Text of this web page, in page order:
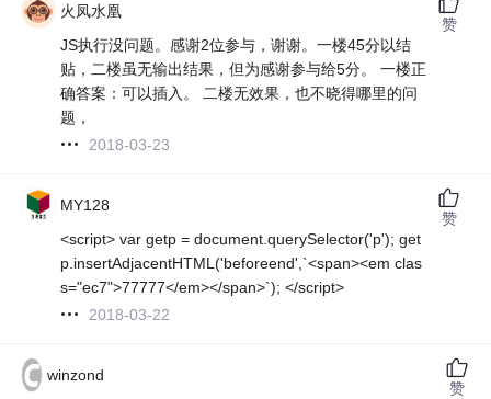
火凤水凰
JS执行没问题。感谢2位参与，谢谢。一楼45分以结
贴，二楼虽无输出结果，但为感谢参与给5分。 一楼正
确答案：可以插入。 二楼无效果，也不晓得哪里的问
题，
2018-03-23
赞
MY128
<script> var getp = document.querySelector('p'); get
p.insertAdjacentHTML('beforeend',`<span><em clas
s="ec7">77777</em></span>`); </script>
2018-03-22
赞
winzond
赞